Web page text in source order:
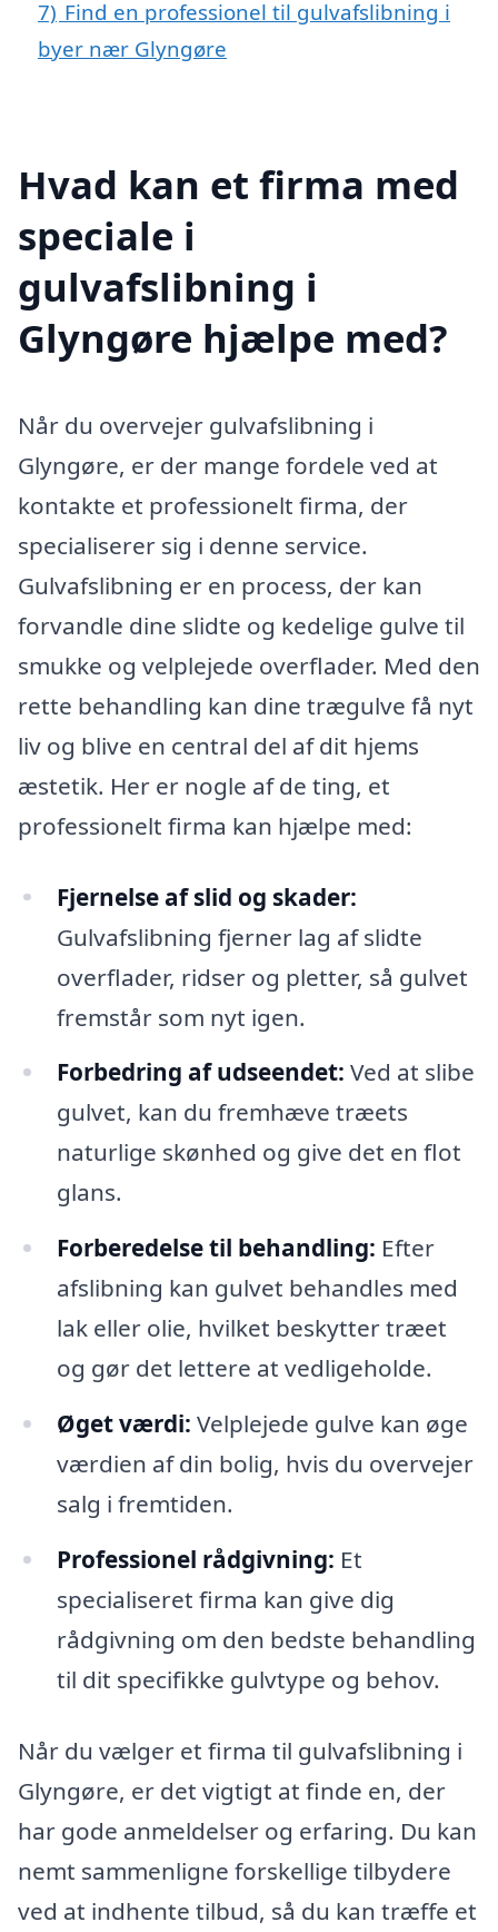
7) Find en professionel til gulvafslibning i
byer nær Glyngøre
Hvad kan et firma med
speciale i
gulvafslibning i
Glyngøre hjælpe med?
Når du overvejer gulvafslibning i
Glyngøre, er der mange fordele ved at
kontakte et professionelt firma, der
specialiserer sig i denne service.
Gulvafslibning er en process, der kan
forvandle dine slidte og kedelige gulve til
smukke og velplejede overflader. Med den
rette behandling kan dine trægulve få nyt
liv og blive en central del af dit hjems
æstetik. Her er nogle af de ting, et
professionelt firma kan hjælpe med:
Fjernelse af slid og skader:
Gulvafslibning fjerner lag af slidte
overflader, ridser og pletter, så gulvet
fremstår som nyt igen.
Forbedring af udseendet: Ved at slibe
gulvet, kan du fremhæve træets
naturlige skønhed og give det en flot
glans.
Forberedelse til behandling: Efter
afslibning kan gulvet behandles med
lak eller olie, hvilket beskytter træet
og gør det lettere at vedligeholde.
Øget værdi: Velplejede gulve kan øge
værdien af din bolig, hvis du overvejer
salg i fremtiden.
Professionel rådgivning: Et
specialiseret firma kan give dig
rådgivning om den bedste behandling
til dit specifikke gulvtype og behov.
Når du vælger et firma til gulvafslibning i
Glyngøre, er det vigtigt at finde en, der
har gode anmeldelser og erfaring. Du kan
nemt sammenligne forskellige tilbydere
ved at indhente tilbud, så du kan træffe et